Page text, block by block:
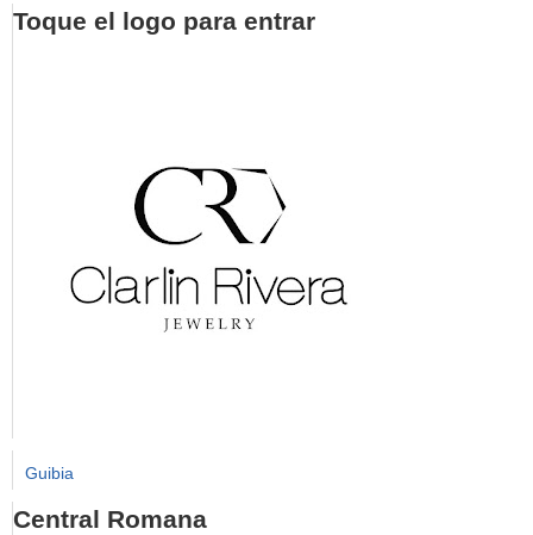
Toque el logo para entrar
Guibia
Central Romana